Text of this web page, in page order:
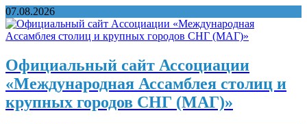
07.08.2026
Официальный сайт Ассоциации
«Международная Ассамблея столиц и
крупных городов СНГ (МАГ)»